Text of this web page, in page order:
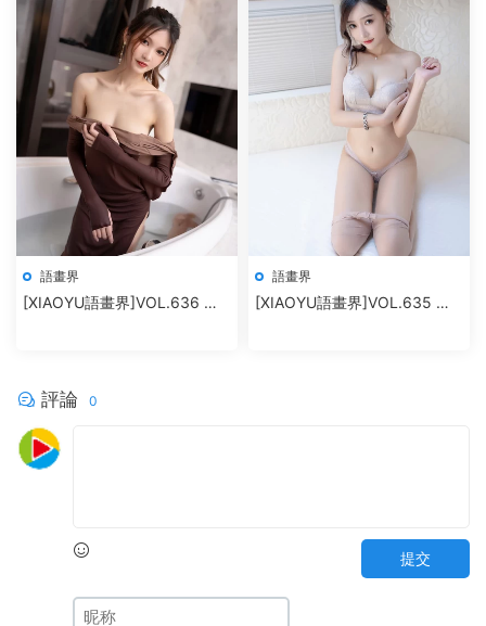
語畫界
[XIAOYU語畫界]VOL.636 程
語畫界
[XIAOYU語畫界]VOL.635 王
評論 0
提交